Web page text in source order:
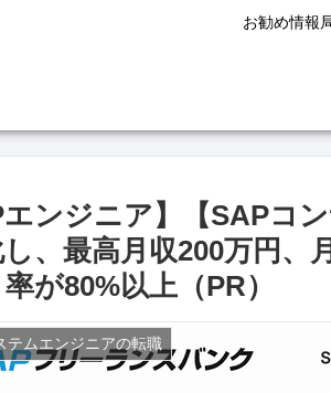
お勧め情報
エンジニア】【SAPコ
、最高月収200万円、
が80%以上（PR）
テムエンジニアの転職